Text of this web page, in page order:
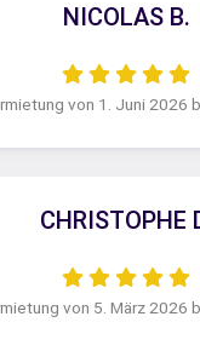
NICOLAS B.
von 1. Juni 2026
CHRISTOPHE
von 5. März 2026